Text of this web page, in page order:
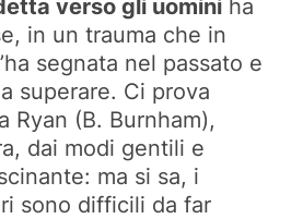
verso gli uomini ha
in un trauma che in
segnata nel passato e
superare. Ci prova
Ryan (B. Burnham),
dai modi gentili e
ma si sa, i
sono difficili da far